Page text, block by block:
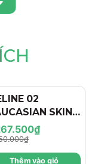
CỦA
thời loại bỏ
02
SKIN
NIGHT / BỘ
TRỊ NÁM
ĐÊM, SÁNG
Thêm vào giỏ